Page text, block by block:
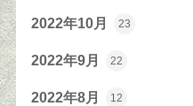
2022年10月 23
2022年9月 22
2022年8月 12